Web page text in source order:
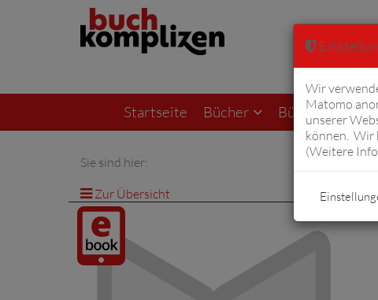
Startseite Bücher Bücher von
Sie sind hier:
Zur Übersicht
Digitalprodukt
/ E-Book
Wir
Matomo
unserer
können. Wir
(Weitere